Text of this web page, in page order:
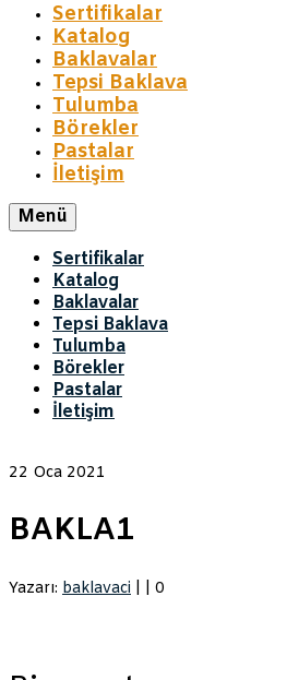
Sertifikalar
Katalog
Baklavalar
Tepsi Baklava
Tulumba
Börekler
Pastalar
İletişim
Menü
Sertifikalar
Katalog
Baklavalar
Tepsi Baklava
Tulumba
Börekler
Pastalar
İletişim
22 Oca 2021
BAKLA1
Yazarı: baklavaci 0